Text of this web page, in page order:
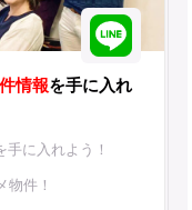
情報を手に入れ
手に入れよう！
件！